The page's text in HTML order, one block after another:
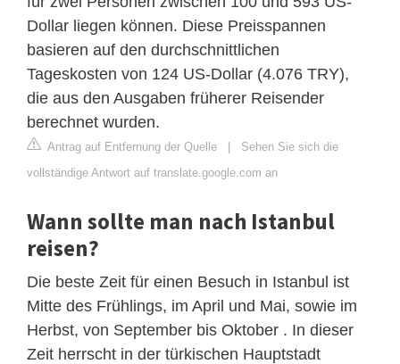
Dollar liegen können. Diese Preisspannen
basieren auf den durchschnittlichen
Tageskosten von 124 US-Dollar (4.076 TRY),
die aus den Ausgaben früherer Reisender
berechnet wurden.
Antrag auf Entfernung der Quelle | Sehen Sie sich die
vollständige Antwort auf translate.google.com an
Wann sollte man nach Istanbul
reisen?
Die beste Zeit für einen Besuch in Istanbul ist
Mitte des Frühlings, im April und Mai, sowie im
Herbst, von September bis Oktober . In dieser
Zeit herrscht in der türkischen Hauptstadt